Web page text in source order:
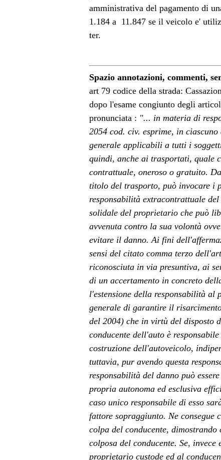
amministrativa del pagamento di
1.184 a  11.847 se il veicolo e'
ter.
Spazio annotazioni, commenti,
art 79 codice della strada:
dopo l'esame congiunto degli
pronunciata : "... in materia di
2054 cod. civ. esprime, in
generale applicabili a tutti i
quindi, anche ai trasportati, quale
contrattuale, oneroso o gratuito.
titolo del trasporto, può invocare i
responsabilità extracontrattuale
solidale del proprietario che può
avvenuta contro la sua volontà
evitare il danno. Ai fini
sensi del citato comma terzo
riconosciuta in via presuntiva, ai
di un accertamento in concreto
l'estensione della responsabilità al
generale di garantire il
del 2004) che in virtù del
conducente dell'auto è
costruzione dell'autoveicolo,
tuttavia, pur avendo questa
responsabilità del danno può
propria autonoma ed esclusiva
caso unico responsabile di esso
fattore sopraggiunto. Ne consegue
colpa del conducente,
colposa del conducente. Se,
proprietario custode ed al